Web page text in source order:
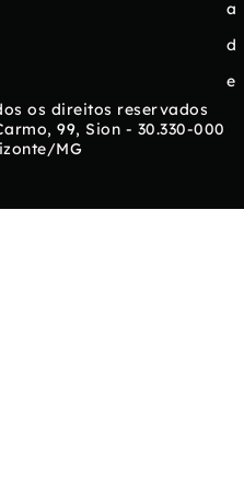
a
d
e
os direitos reservados
99, Sion - 30.330-000
MG